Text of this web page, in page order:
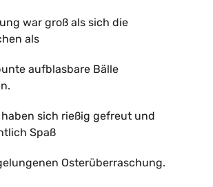
war groß als sich die
als
aufblasbare Bälle
haben sich rießig gefreut und
Spaß
Osterüberraschung.